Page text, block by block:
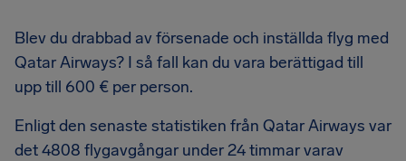
Blev du drabbad av försenade och inställda flyg med
Qatar Airways? I så fall kan du vara berättigad till
upp till 600 € per person.
Enligt den senaste statistiken från Qatar Airways var
det 4808 flygavgångar under 24 timmar varav